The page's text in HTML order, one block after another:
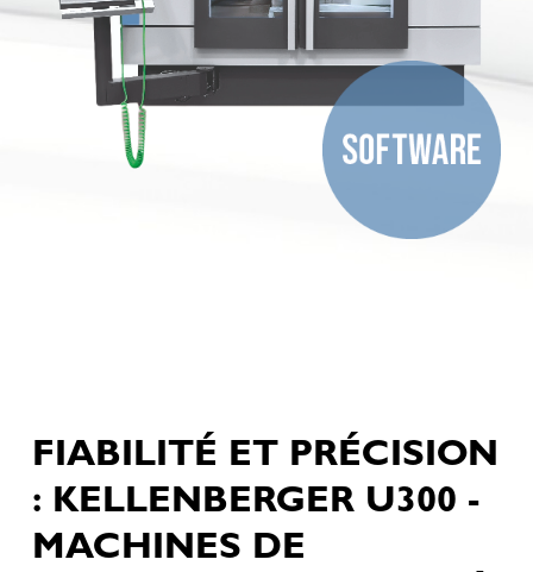
FIABILITÉ ET PRÉCISION
: KELLENBERGER U300 -
MACHINES DE